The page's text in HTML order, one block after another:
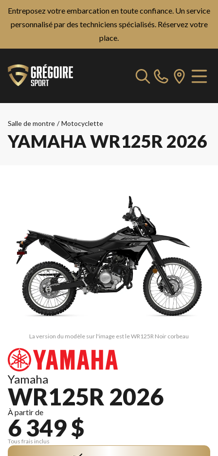
Entreposez votre embarcation en toute confiance. Un service
personnalisé par des techniciens spécialisés. Réservez votre
place.
Salle de montre / Motocyclette
YAMAHA WR125R 2026
La version du modèle sur l'image est le WR125R Noir corbeau
Yamaha
WR125R 2026
À partir de
6 349 $
Tous frais inclus